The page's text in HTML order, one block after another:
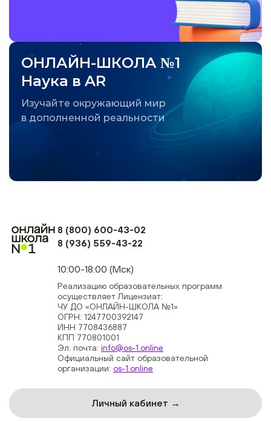
ОНЛАЙН-ШКОЛА №1
Наука в AR
Изучайте окружающий мир
в дополненной реальности
8 (800) 600-43-02
8 (936) 559-43-22
10:00-18:00 (Мск)
Реализацию образовательных программ
осуществляет Лицензиат:
ЧУ ДО «ОНЛАЙН-ШКОЛА №1»
ОГРН: 1247700392147
ИНН 7708436887
КПП 770801001
Эл. почта: info@os-1.online
Официальный сайт образовательной
организации: os-1.online
Личный кабинет →